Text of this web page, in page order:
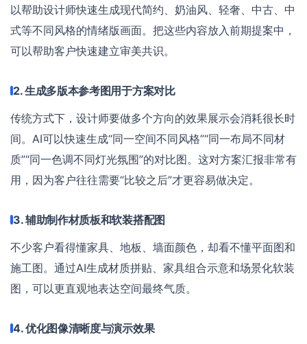
以帮助设计师快速生成现代简约、奶油风、轻奢、中古、中
式等不同风格的情绪版画面。把这些内容放入前期提案中，
可以帮助客户快速建立审美共识。
2. 生成多版本参考图用于方案对比
传统方式下，设计师要做多个方向的效果展示会消耗很长时
间。AI可以快速生成“同一空间不同风格”“同一布局不同材
质”“同一色调不同灯光氛围”的对比图。这对方案汇报非常有
用，因为客户往往需要“比较之后”才更容易做决定。
3. 辅助制作材质板和软装搭配图
不少客户看得懂家具、地板、墙面颜色，却看不懂平面图和
施工图。通过AI生成材质拼贴、家具组合示意和场景化软装
图，可以更直观地表达空间最终气质。
4. 优化图像清晰度与演示效果